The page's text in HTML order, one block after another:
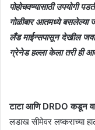
पोहोचवण्यासाठी उपयोगी
गोळीबार आतमध्ये बसलेल्या
लँड माईन्सपासून देखील
ग्रेनेड हल्ला केला तरी ही
​टाटा आणि DRDO कडून
लडाख सीमेवर लष्कराच्या